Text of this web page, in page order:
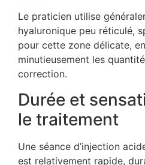
Le praticien utilise
hyaluronique peu réticulé,
pour cette zone délicate,
minutieusement les
correction.
Durée et
le traitement
Une séance d’injection
est relativement rapide,